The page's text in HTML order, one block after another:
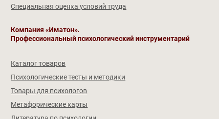
Специальная оценка условий труда
Компания «Иматон».
Профессиональный психологический инструментарий
Каталог товаров
Психологические тесты и методики
Товары для психологов
Метафорические карты